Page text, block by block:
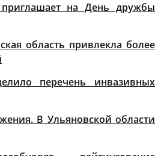
на День дружбы
область привлекла более
перечень инвазивных
В Ульяновской области